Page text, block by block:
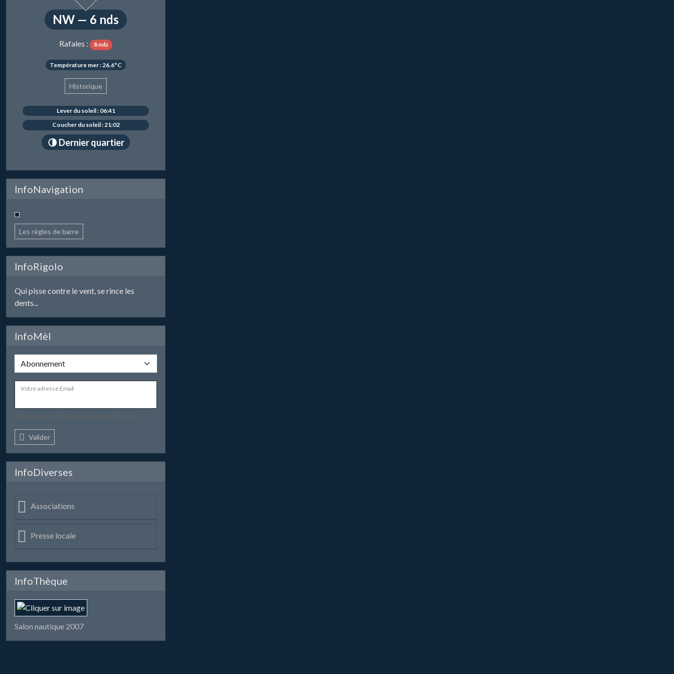
NW — 6 nds
Rafales : 8 nds
Température mer : 26.6°C
Historique
Lever du soleil : 06:41
Coucher du soleil : 21:02
🌗 Dernier quartier
InfoNavigation
Les règles de barre
InfoRigolo
Qui pisse contre le vent, se rince les
dents...
InfoMèl
Votre adresse Email
Valider
InfoDiverses
Associations
Presse locale
InfoThèque
Salon nautique 2007